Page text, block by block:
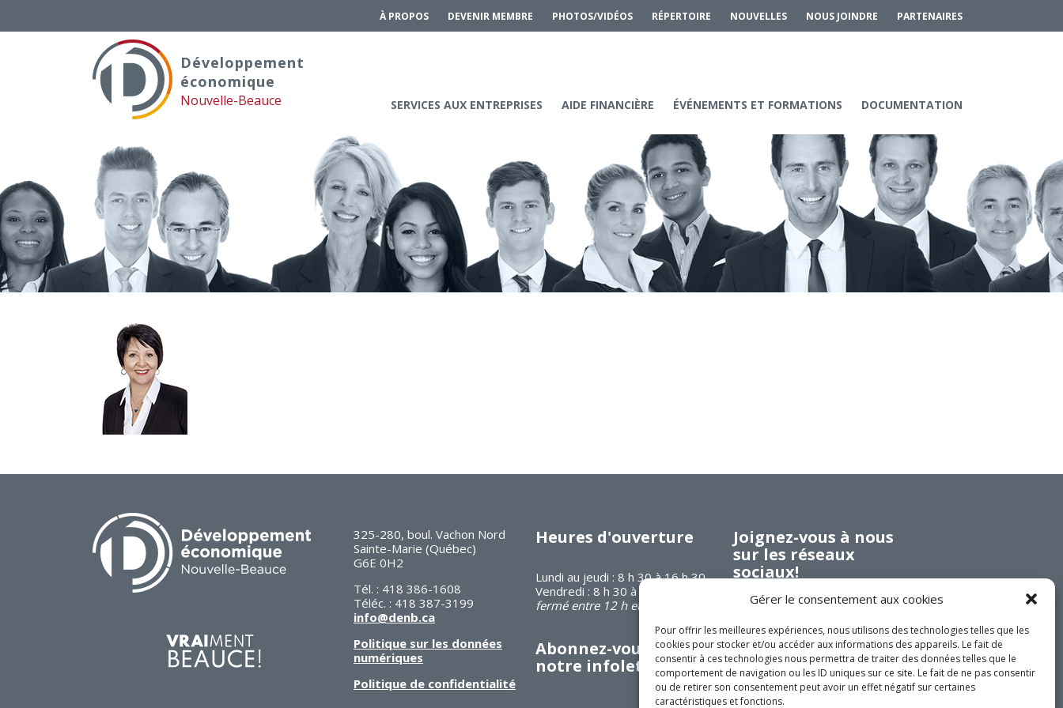
Gérer le consentement aux cookies
Pour offrir les meilleures expériences, nous utilisons des technologies telles que les
cookies pour stocker et/ou accéder aux informations des appareils. Le fait de
consentir à ces technologies nous permettra de traiter des données telles que le
comportement de navigation ou les ID uniques sur ce site. Le fait de ne pas consentir
ou de retirer son consentement peut avoir un effet négatif sur certaines
caractéristiques et fonctions.
Services-conseils – croissance
TARIFS AMÉRICAINS
Aide financière
Créavenir
Fonds locaux d’investissement et
de solidarité
Futurpreneur
À PROPOS DEVENIR MEMBRE PHOTOS/VIDÉOS RÉPERTOIRE NOUVELLES NOUS JOINDRE PARTENAIRES
Développement
économique
Nouvelle-Beauce SERVICES AUX ENTREPRISES AIDE FINANCIÈRE ÉVÉNEMENTS ET FORMATIONS DOCUMENTATION
325-280, boul. Vachon Nord
Sainte-Marie (Québec)
G6E 0H2
Tél. : 418 386-1608
Téléc. : 418 387-3199
info@denb.ca
Politique sur les données
numériques
Politique de confidentialité
Heures d'ouverture
Lundi au jeudi : 8 h 30 à 16 h 30
Vendredi : 8 h 30 à 12 h
fermé entre 12 h et 13 h
Abonnez-vous à
notre infolettre
Joignez-vous à nous
sur les réseaux
sociaux!
DEVENEZ MEMBRE